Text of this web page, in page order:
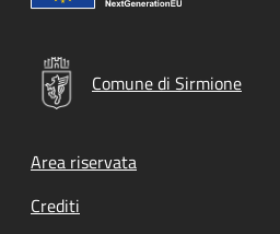
Comune di Sirmione
Footer menu
Area riservata
Crediti